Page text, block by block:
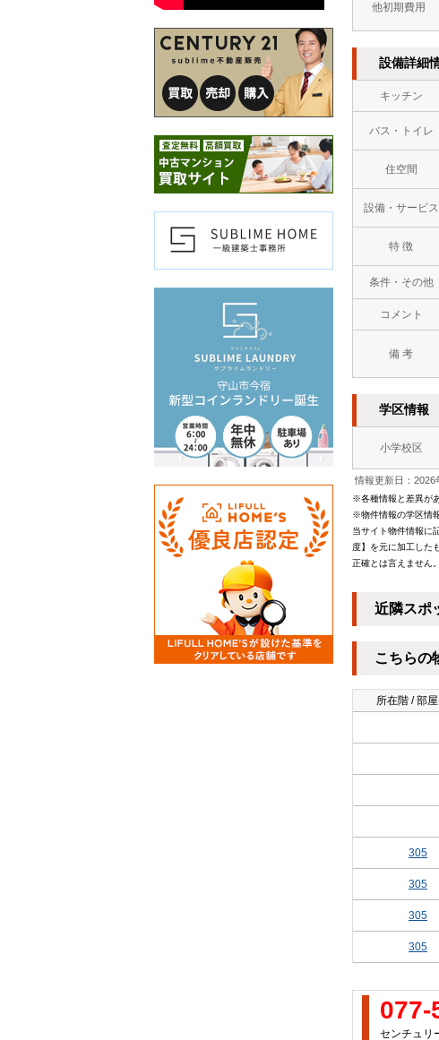
他初期費用
設備詳細
キッチン
バス・トイレ
住空間
設備・サービス
特 徴
条件・その他
コメント
備 考
学区情報
小学校区
情報更新日：2026
※各種情報と差異が
※物件情報の学区情
当サイト物件情報に
度】を元に加工した
正確とは言えません
近隣スポ
こちらの
所在階 / 部
305
305
305
305
077-
センチュリ